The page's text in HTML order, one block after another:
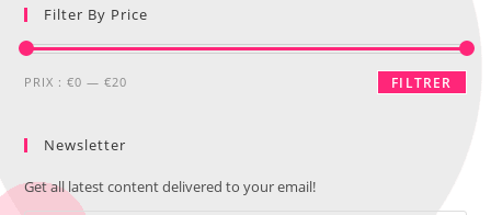
Filter By Price
FILTRER
PRIX :€0 —€20
Newsletter
Get all latest content delivered to your email!